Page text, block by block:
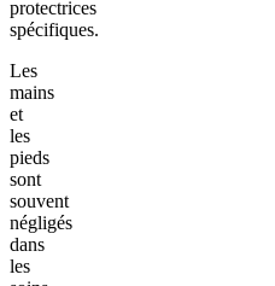
protectrices
spécifiques.
Les
mains
et
les
pieds
sont
souvent
négligés
dans
les